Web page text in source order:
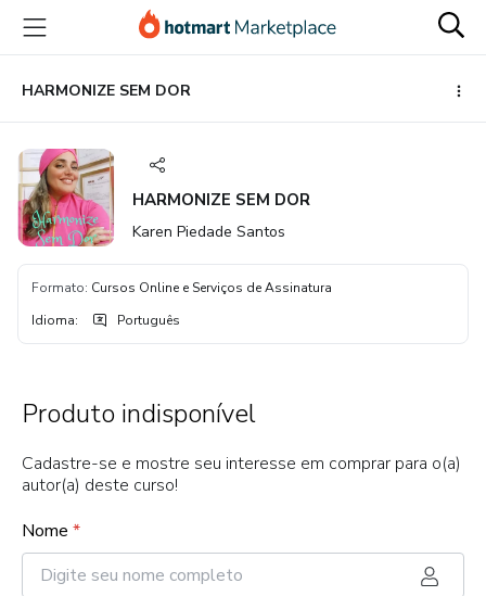
para
conteúdo
principal
para
pagamento
para
rodapé
HARMONIZE SEM DOR
HARMONIZE SEM DOR
Karen Piedade Santos
Formato: Cursos Online e Serviços de Assinatura
Idioma: Português
Produto indisponível
Cadastre-se e mostre seu interesse em comprar para o(a)
autor(a) deste curso!
Nome *